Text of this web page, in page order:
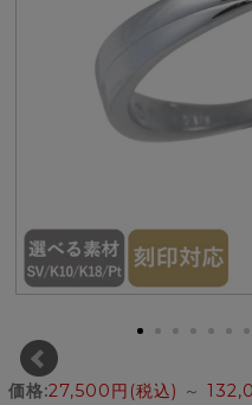
価格:27,500円 (税込) ～